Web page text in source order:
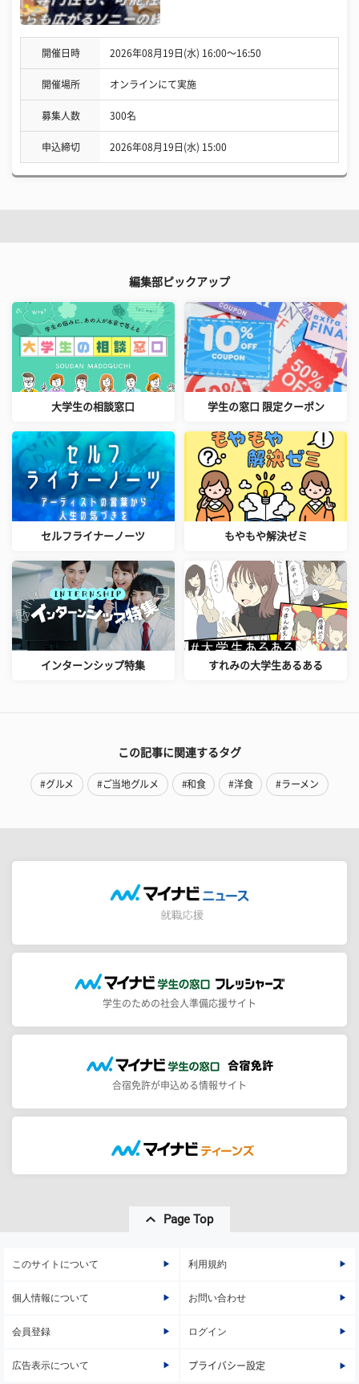
開催日時 2026年08月19日(水) 16:00〜16:50
開催場所 オンラインにて実施
募集人数 300名
申込締切 2026年08月19日(水) 15:00
編集部ピックアップ
大学生の相談窓口 学生の窓口 限定クーポン
セルフライナーノーツ もやもや解決ゼミ
インターンシップ特集 すれみの大学生あるある
この記事に関連するタグ
#グルメ #ご当地グルメ #和食 #洋食 #ラーメン
学生のための社会人準備応援サイト
合宿免許が申込める情報サイト
Page Top
このサイトについて 利用規約
個人情報について お問い合わせ
会員登録 ログイン
広告表示について プライバシー設定